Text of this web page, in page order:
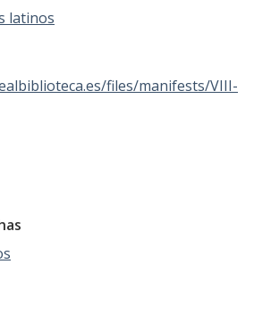
latinos
files/manifests/VIII-